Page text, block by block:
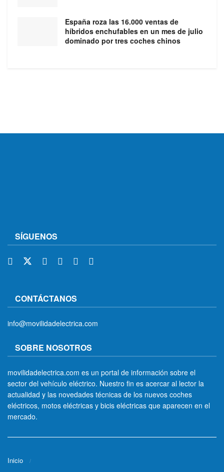
España roza las 16.000 ventas de
híbridos enchufables en un mes de julio
dominado por tres coches chinos
SÍGUENOS
CONTÁCTANOS
info@movilidadelectrica.com
SOBRE NOSOTROS
movilidadelectrica.com es un portal de información sobre el
sector del vehículo eléctrico. Nuestro fin es acercar al lector la
actualidad y las novedades técnicas de los nuevos coches
eléctricos, motos eléctricas y bicis eléctricas que aparecen en el
mercado.
Inicio